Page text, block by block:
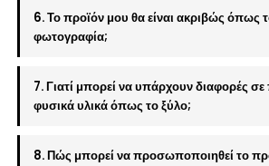
6. Το προϊόν μου θα είναι ακριβώς όπως
φωτογραφία;
7. Γιατί μπορεί να υπάρχουν διαφορές
φυσικά υλικά όπως το ξύλο;
8. Πώς μπορεί να προσωποποιηθεί το